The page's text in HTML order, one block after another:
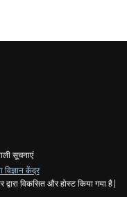
सूचनाएं
विज्ञान केंद्र
द्वारा विकसित और होस्ट किया गया है|